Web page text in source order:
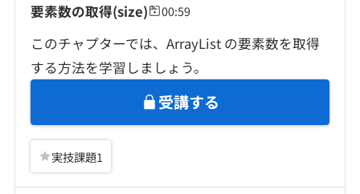
要素数の取得(size) 00:59
このチャプターでは、ArrayList の要素数を取得
する方法を学習しましょう。
受講する
実技課題1